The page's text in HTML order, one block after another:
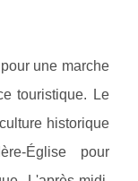
une marche
touristique. Le
historique
Église pour